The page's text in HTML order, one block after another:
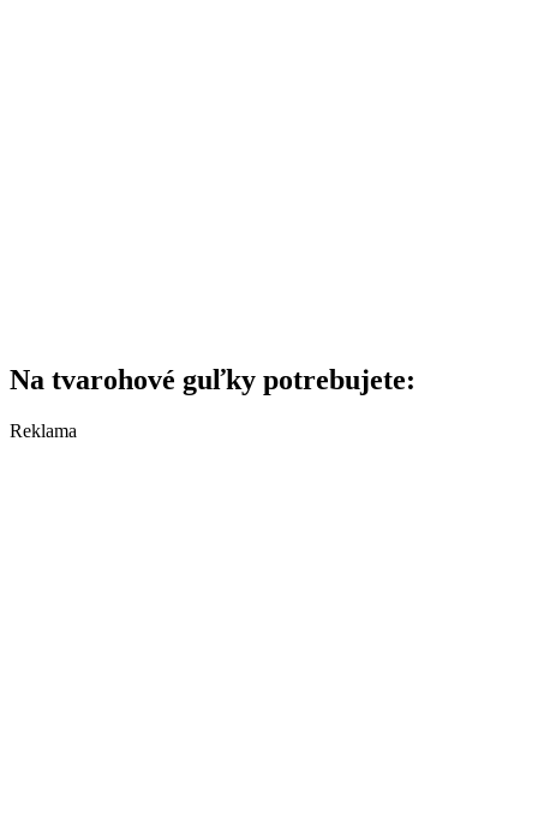
Na tvarohové guľky potrebujete:
Reklama